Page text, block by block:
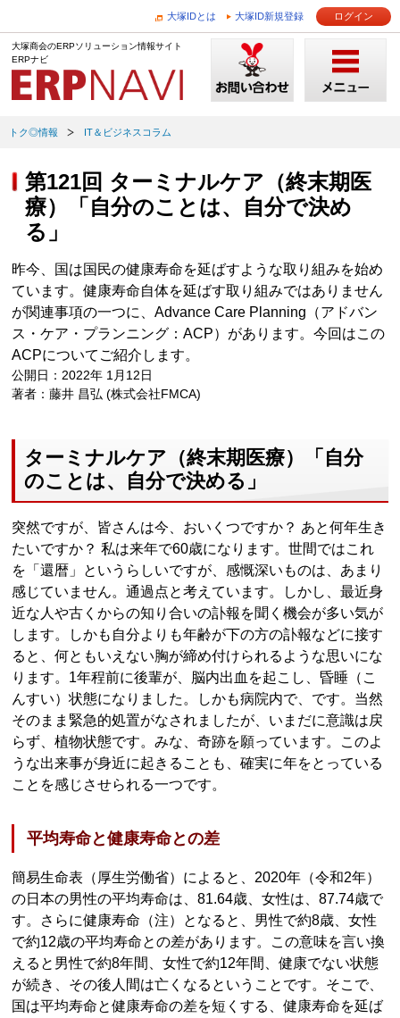
大塚IDとは 大塚ID新規登録 ログイン
大塚商会のERPソリューション情報サイト
ERPナビ
トク◎情報 IT＆ビジネスコラム
第121回 ターミナルケア（終末期医
療）「自分のことは、自分で決め
る」
昨今、国は国民の健康寿命を延ばすような取り組みを始め
ています。健康寿命自体を延ばす取り組みではありません
が関連事項の一つに、Advance Care Planning（アドバン
ス・ケア・プランニング：ACP）があります。今回はこの
ACPについてご紹介します。
公開日：2022年 1月12日
著者：藤井 昌弘 (株式会社FMCA)
ターミナルケア（終末期医療）「自分
のことは、自分で決める」
突然ですが、皆さんは今、おいくつですか？ あと何年生き
たいですか？ 私は来年で60歳になります。世間ではこれ
を「還暦」というらしいですが、感慨深いものは、あまり
感じていません。通過点と考えています。しかし、最近身
近な人や古くからの知り合いの訃報を聞く機会が多い気が
します。しかも自分よりも年齢が下の方の訃報などに接す
ると、何ともいえない胸が締め付けられるような思いにな
ります。1年程前に後輩が、脳内出血を起こし、昏睡（こ
んすい）状態になりました。しかも病院内で、です。当然
そのまま緊急的処置がなされましたが、いまだに意識は戻
らず、植物状態です。みな、奇跡を願っています。このよ
うな出来事が身近に起きることも、確実に年をとっている
ことを感じさせられる一つです。
平均寿命と健康寿命との差
簡易生命表（厚生労働省）によると、2020年（令和2年）
の日本の男性の平均寿命は、81.64歳、女性は、87.74歳で
す。さらに健康寿命（注）となると、男性で約8歳、女性
で約12歳の平均寿命との差があります。この意味を言い換
えると男性で約8年間、女性で約12年間、健康でない状態
が続き、その後人間は亡くなるということです。そこで、
国は平均寿命と健康寿命の差を短くする、健康寿命を延ば